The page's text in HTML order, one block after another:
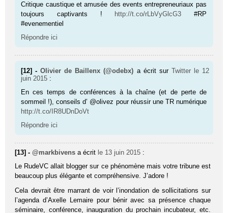
Critique caustique et amusée des events entrepreneuriaux pas
toujours captivants !
http://t.co/rLbVyGlcG3 #RP
#evenementiel
Répondre ici
[12] -Olivier de Baillenx (@odebx) a écrit sur Twitter
le 12
juin 2015 :
En ces temps de conférences à la chaîne (et de perte de
sommeil !), conseils d’ @olivez pour réussir une TR numérique
http://t.co/IR8UDnDoVt
Répondre ici
[13] -@markbivens a écrit le 13 juin 2015 :
Le RudeVC allait blogger sur ce phénomène mais votre tribune est
beaucoup plus élégante et compréhensive. J’adore !
Cela devrait être marrant de voir l’inondation de sollicitations sur
l’agenda d’Axelle Lemaire pour bénir avec sa présence chaque
séminaire, conférence, inauguration du prochain incubateur, etc.